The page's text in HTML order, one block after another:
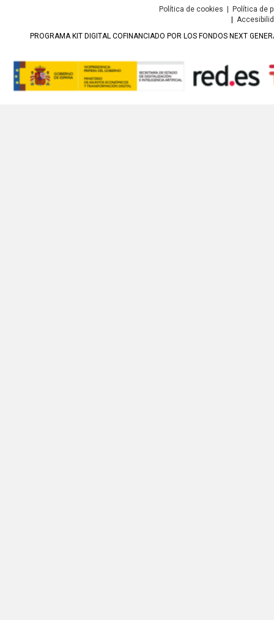
Política de cookies | Política de
|
PROGRAMA KIT DIGITAL COFINANCIADO POR LOS FONDOS NEXT